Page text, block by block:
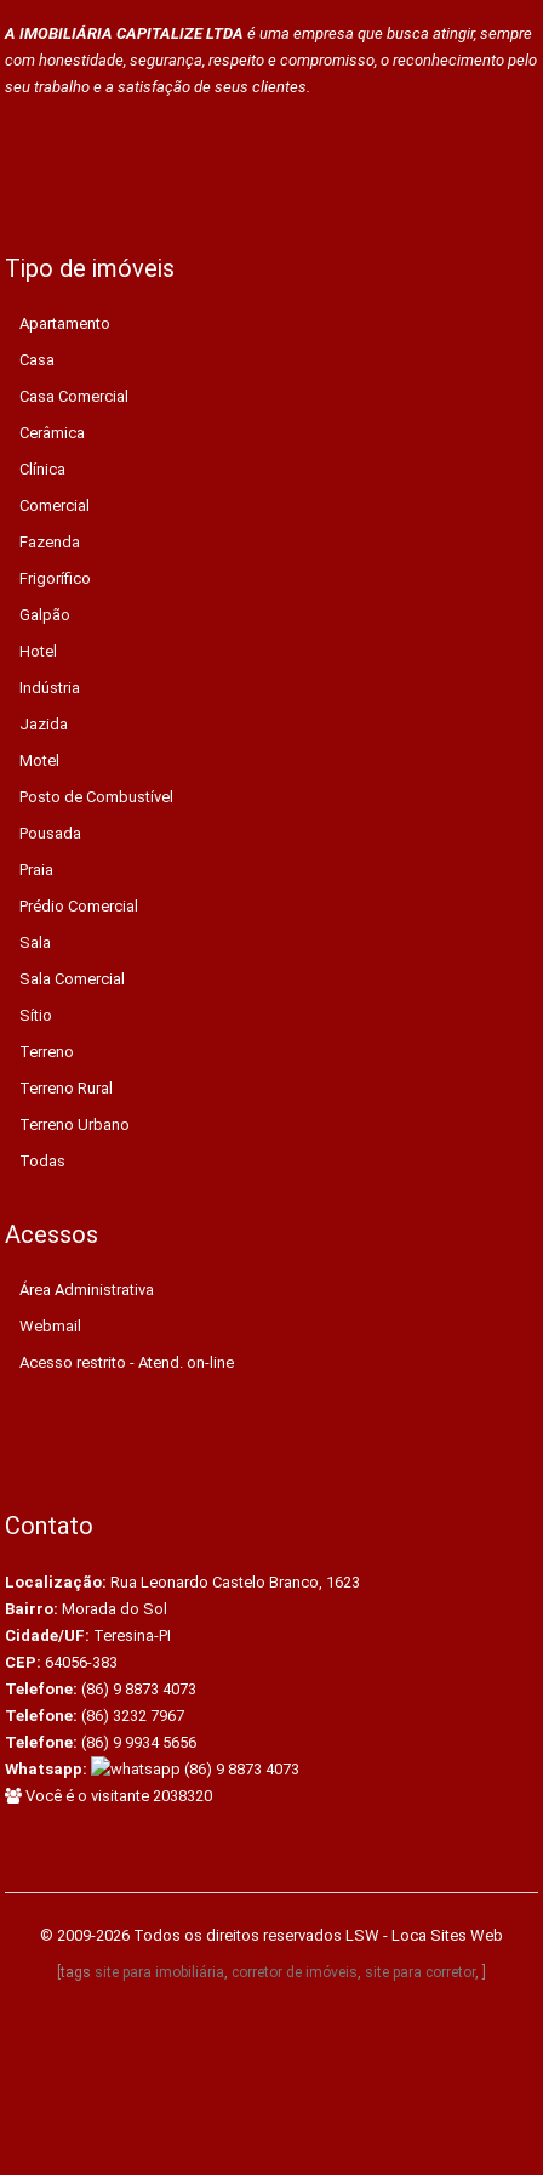
A IMOBILIÁRIA CAPITALIZE LTDA é uma empresa que busca atingir, sempre
com honestidade, segurança, respeito e compromisso, o reconhecimento pelo
seu trabalho e a satisfação de seus clientes.
Tipo de imóveis
Apartamento
Casa
Casa Comercial
Cerâmica
Clínica
Comercial
Fazenda
Frigorífico
Galpão
Hotel
Indústria
Jazida
Motel
Posto de Combustível
Pousada
Praia
Prédio Comercial
Sala
Sala Comercial
Sítio
Terreno
Terreno Rural
Terreno Urbano
Todas
Acessos
Área Administrativa
Webmail
Acesso restrito - Atend. on-line
Contato
Localização: Rua Leonardo Castelo Branco, 1623
Bairro: Morada do Sol
Cidade/UF: Teresina-PI
CEP: 64056-383
Telefone: (86) 9 8873 4073
Telefone: (86) 3232 7967
Telefone: (86) 9 9934 5656
Whatsapp:
(86) 9 8873 4073
Você é o visitante 2038320
© 2009-2026 Todos os direitos reservados LSW - Loca Sites Web
[tags site para imobiliária, corretor de imóveis, site para corretor, ]